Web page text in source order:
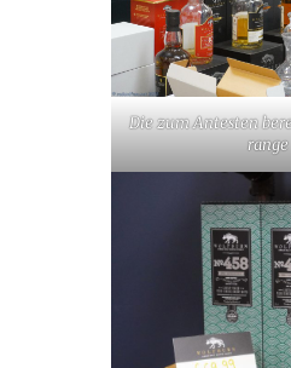
Die zum Antesten
range